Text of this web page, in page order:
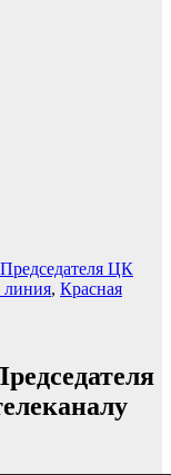
ЦК
линия, Красная